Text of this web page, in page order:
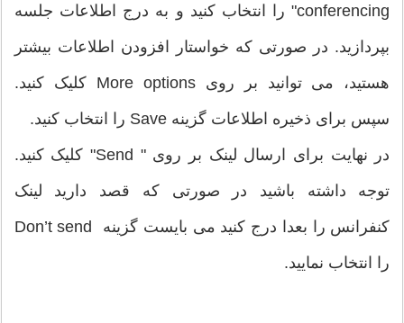
conferencing" را انتخاب کنید و به درج اطلاعات جلسه
بپردازید. در صورتی که خواستار افزودن اطلاعات بیشتر
هستید، می توانید بر روی More options کلیک کنید.
سپس برای ذخیره اطلاعات گزینه Save را انتخاب کنید.
در نهایت برای ارسال لینک بر روی " Send" کلیک کنید.
توجه داشته باشید در صورتی که قصد دارید لینک
کنفرانس را بعدا درج کنید می بایست گزینه Don’t send
را انتخاب نمایید.